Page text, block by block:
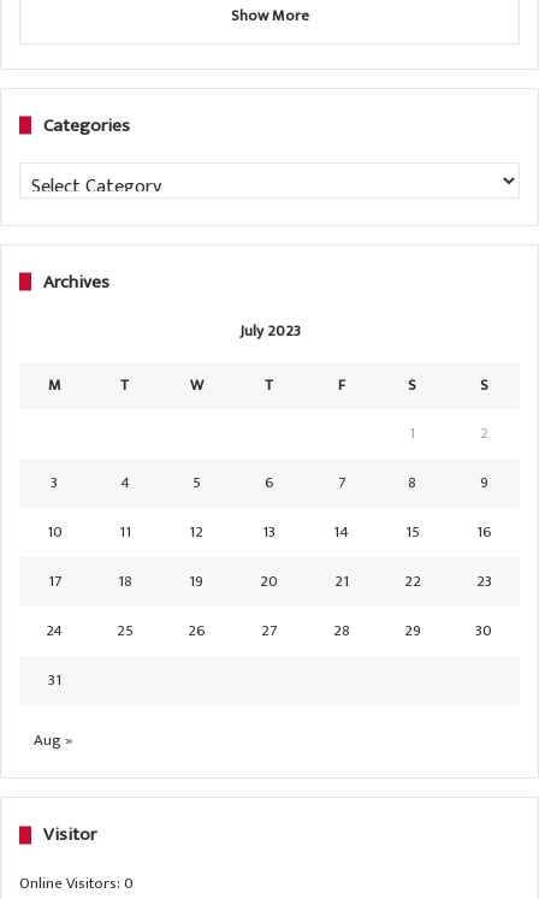
Show More
Categories
Categories
Archives
July 2023
M T W T F S
S
1
2
3
4 5 6 7 8
9
10
11 12 13 14 15
16
17
18 19 20 21 22
23
24
25 26 27 28 29
30
31
Aug »
Visitor
Online Visitors:0